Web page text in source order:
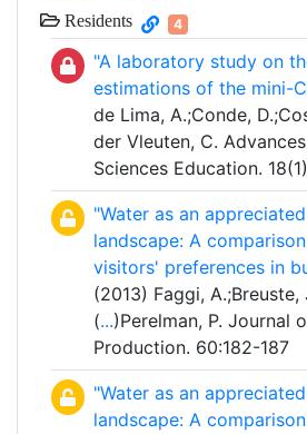
Residents 4
"A laboratory study on
estimations of the mini-
de Lima, A.;Conde,
der Vleuten, C.
Sciences Education.
"Water as an
landscape: A
visitors' preferences in
(2013) Faggi, A.;Breuste,
(...)Perelman, P. Journal
Production. 60:182-187
"Water as an
landscape: A